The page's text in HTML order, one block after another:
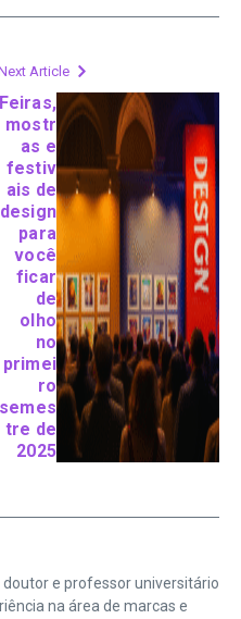
Next Article
Feiras,
mostr
as e
festiv
ais de
design
para
você
ficar
de
olho
no
primei
ro
semes
tre de
2025
doutor e professor universitário
na área de marcas e